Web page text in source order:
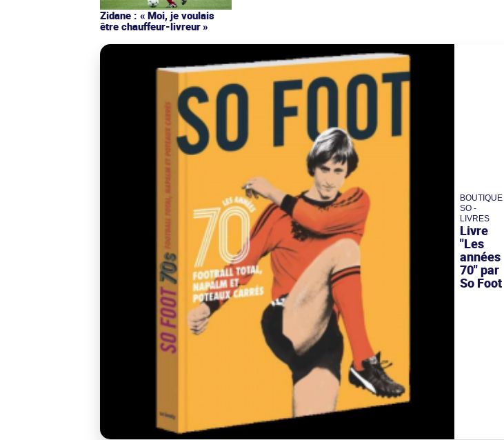
Zidane : « Moi, je voulais
être chauffeur-livreur »
BOUTIQUE
SO -
LIVRES
Livre
"Les
années
70" par
So Foot